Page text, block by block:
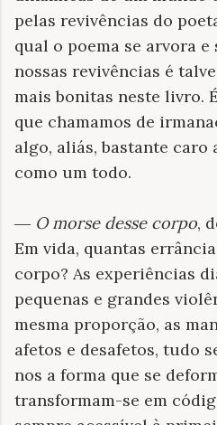
pelas revivências do
qual o poema se arvora
nossas revivências é
mais bonitas neste livro.
que chamamos de
algo, aliás, bastante
como um todo.
― O morse desse corpo,
Em vida, quantas
corpo? As experiências
pequenas e grandes
mesma proporção, as
afetos e desafetos, tudo
nos a forma que se
transformam-se em